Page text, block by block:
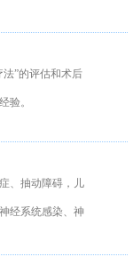
”的评估和术后
验。
、抽动障碍，儿
经系统感染、神